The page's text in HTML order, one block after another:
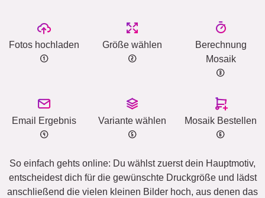
Fotos hochladen Größe wählen
Berechnung
Mosaik
Email Ergebnis Variante wählen Mosaik Bestellen
So einfach gehts online: Du wählst zuerst dein Hauptmotiv,
entscheidest dich für die gewünschte Druckgröße und lädst
anschließend die vielen kleinen Bilder hoch, aus denen das